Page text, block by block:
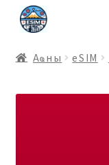
ナ
ビ
ー
ョ
コ
ン
ン
ス
Аҩны еSIM